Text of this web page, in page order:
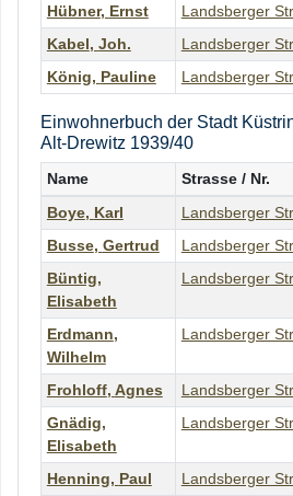
Hübner, Ernst
Landsberger
Kabel, Joh.
Landsberger
König, Pauline Landsberger
Einwohnerbuch der Stadt
Alt-Drewitz 1939/40
Name
Strasse / Nr.
Boye, Karl
Landsberger
Busse, Gertrud
Landsberger
Büntig,
Elisabeth
Landsberger
Erdmann,
Wilhelm
Landsberger
Frohloff, Agnes
Landsberger
Gnädig,
Elisabeth
Landsberger
Henning, Paul
Landsberger